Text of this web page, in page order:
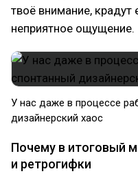
твоё внимание, крадут
неприятное ощущение.
У нас даже в процессе
дизайнерский хаос
Почему в итоговый
и ретрогифки